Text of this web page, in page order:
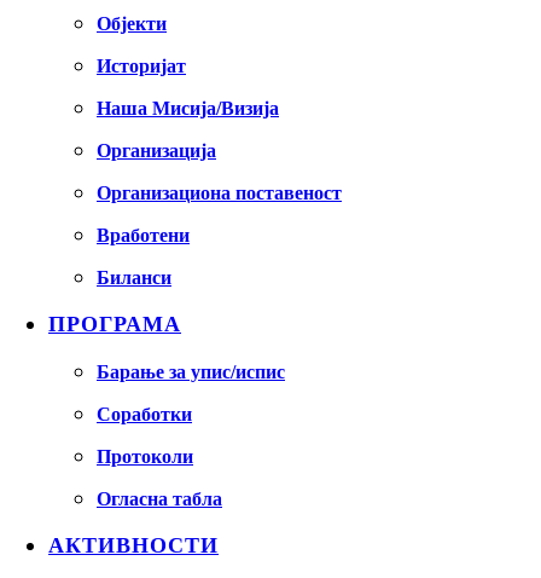
Објекти
Историјат
Наша Мисија/Визија
Организација
Организациона поставеност
Вработени
Биланси
ПРОГРАМА
Барање за упис/испис
Соработки
Протоколи
Огласна табла
АКТИВНОСТИ